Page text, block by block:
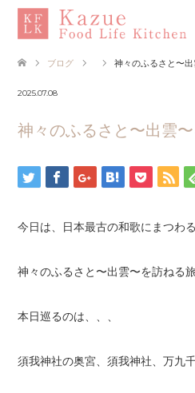
ブログ 神々のふるさと〜
2025.07.08
神々のふるさと〜出雲
今日は、日本最古の和歌にまつわ
神々のふるさと〜出雲〜を訪ねる
本日巡るのは、、、
須我神社の奥宮、須我神社、万九